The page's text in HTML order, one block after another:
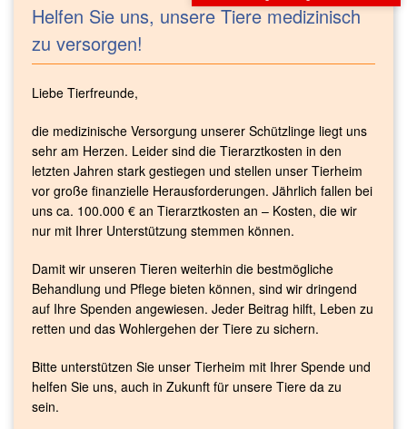
Helfen Sie uns, unsere Tiere medizinisch
zu versorgen!
Liebe Tierfreunde,
die medizinische Versorgung unserer Schützlinge liegt uns
sehr am Herzen. Leider sind die Tierarztkosten in den
letzten Jahren stark gestiegen und stellen unser Tierheim
vor große finanzielle Herausforderungen. Jährlich fallen bei
uns ca. 100.000 € an Tierarztkosten an – Kosten, die wir
nur mit Ihrer Unterstützung stemmen können.
Damit wir unseren Tieren weiterhin die bestmögliche
Behandlung und Pflege bieten können, sind wir dringend
auf Ihre Spenden angewiesen. Jeder Beitrag hilft, Leben zu
retten und das Wohlergehen der Tiere zu sichern.
Bitte unterstützen Sie unser Tierheim mit Ihrer Spende und
helfen Sie uns, auch in Zukunft für unsere Tiere da zu
sein.